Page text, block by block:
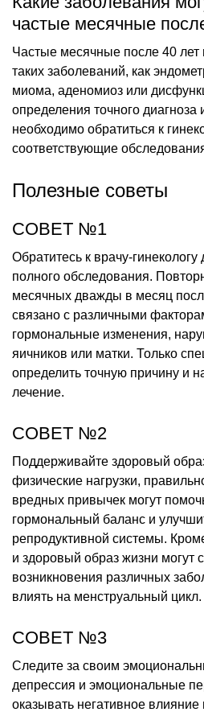
частые месячные
Частые месячные после 40 лет
таких заболеваний, как
миома, аденомиоз или
определения точного диагноза
необходимо обратиться к
соответствующие
Полезные советы
СОВЕТ №1
Обратитесь к врачу-
полного обследования.
месячных дважды в месяц
связано с различными
гормональные изменения,
яичников или матки. Только
определить точную причину и
лечение.
СОВЕТ №2
Поддерживайте здоровый
физические нагрузки,
вредных привычек могут
гормональный баланс и
репродуктивной системы.
и здоровый образ жизни могут
возникновения различных
влиять на менструальный цикл.
СОВЕТ №3
Следите за своим
депрессия и эмоциональные
оказывать негативное